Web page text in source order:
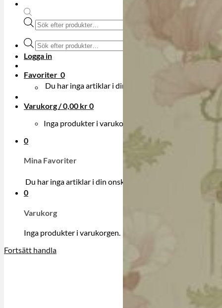
Produktsökning
Produktsökning
Logga in
Favoriter 0
Du har inga artiklar i din onskelista.
Varukorg /0,00 kr0
Inga produkter i varukorgen.
0
Mina Favoriter
Du har inga artiklar i din onskelista.
0
Varukorg
Inga produkter i varukorgen.
Fortsätt handla